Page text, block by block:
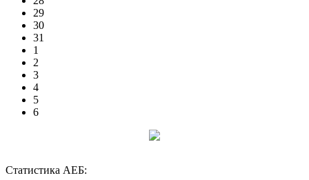
29
30
31
1
2
3
4
5
6
Статистика АЕБ: